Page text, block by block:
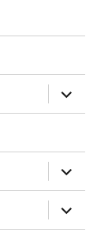
öffnen
öffnen
öffnen